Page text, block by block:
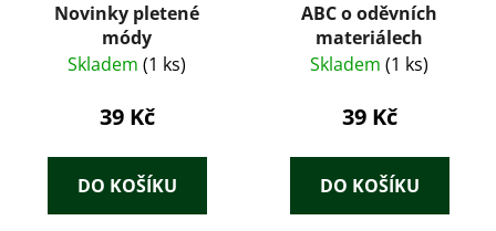
Novinky pletené
módy
Skladem (1 ks)
39 Kč
DO KOŠÍKU
ABC o oděvních
materiálech
Skladem (1 ks)
39 Kč
DO KOŠÍKU